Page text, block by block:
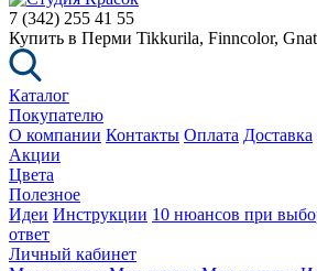
7 (342) 255 41 55
Купить в Перми Tikkurila, Finncolor,
Каталог
Покупателю
О компании Контакты Оплата Доставка
Акции
Цвета
Полезное
Идеи Инструкции 10 нюансов при
ответ
Личный кабинет